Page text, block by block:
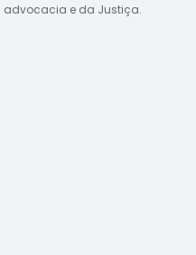
e da Justiça.